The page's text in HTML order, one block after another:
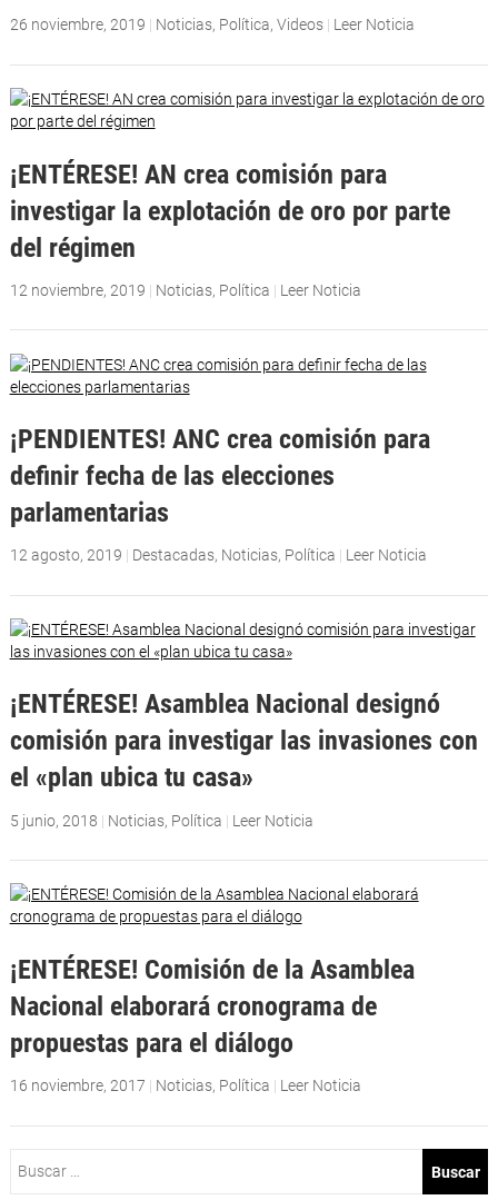
26 noviembre, 2019 | Noticias, Política, Videos | Leer Noticia
¡ENTÉRESE! AN crea comisión para
investigar la explotación de oro por parte
del régimen
12 noviembre, 2019 | Noticias, Política | Leer Noticia
¡PENDIENTES! ANC crea comisión para
definir fecha de las elecciones
parlamentarias
12 agosto, 2019 | Destacadas, Noticias, Política | Leer Noticia
¡ENTÉRESE! Asamblea Nacional designó
comisión para investigar las invasiones con
el «plan ubica tu casa»
5 junio, 2018 | Noticias, Política | Leer Noticia
¡ENTÉRESE! Comisión de la Asamblea
Nacional elaborará cronograma de
propuestas para el diálogo
16 noviembre, 2017 | Noticias, Política | Leer Noticia